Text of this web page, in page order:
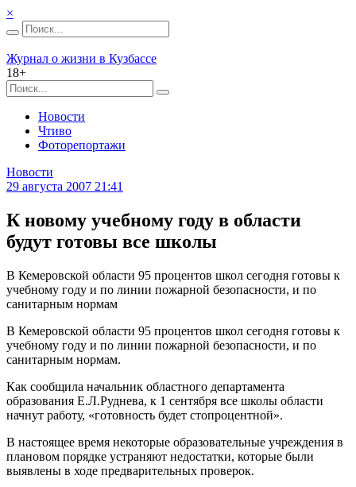
×
Журнал о жизни в Кузбассе
18+
Новости
Чтиво
Фоторепортажи
Новости
29 августа 2007 21:41
К новому учебному году в области
будут готовы все школы
В Кемеровской области 95 процентов школ сегодня готовы к
учебному году и по линии пожарной безопасности, и по
санитарным нормам
В Кемеровской области 95 процентов школ сегодня готовы к
учебному году и по линии пожарной безопасности, и по
санитарным нормам.
Как сообщила начальник областного департамента
образования Е.Л.Руднева, к 1 сентября все школы области
начнут работу, «готовность будет стопроцентной».
В настоящее время некоторые образовательные учреждения в
плановом порядке устраняют недостатки, которые были
выявлены в ходе предварительных проверок.